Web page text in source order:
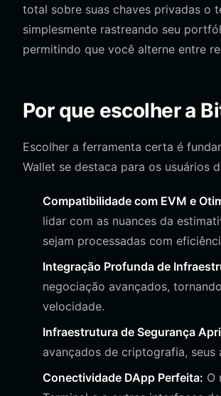
total sobre suas chaves privadas o
simplesmente rastreando seu
permitindo que você alterne entre
Por que escolher a
Escolher a ferramenta certa é
Wallet se destaca para os usuários
Compatibilidade com EVM e
lidar com as nuances da
sejam processadas com
Integração Profunda de
negociação avançados,
velocidade.
Infraestrutura de Segurança
avançados de criptografia,
Conectividade DApp Perfeita: O